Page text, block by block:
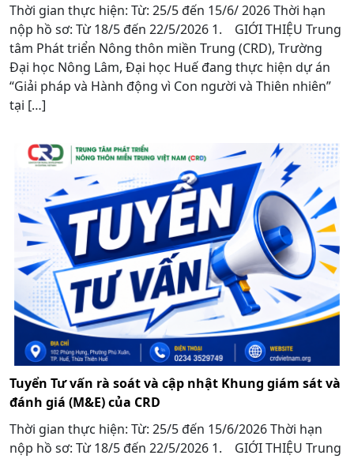
Thời gian thực hiện: Từ: 25/5 đến 15/6/ 2026 Thời hạn
nộp hồ sơ: Từ 18/5 đến 22/5/2026 1. GIỚI THIỆU Trung
tâm Phát triển Nông thôn miền Trung (CRD), Trường
Đại học Nông Lâm, Đại học Huế đang thực hiện dự án
“Giải pháp và Hành động vì Con người và Thiên nhiên”
tại […]
Tuyển Tư vấn rà soát và cập nhật Khung giám sát và
đánh giá (M&E) của CRD
Thời gian thực hiện: Từ: 25/5 đến 15/6/2026 Thời hạn
nộp hồ sơ: Từ 18/5 đến 22/5/2026 1. GIỚI THIỆU Trung